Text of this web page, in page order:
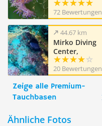
72 Bewertungen
44.67 km
Mirko Diving
Center,
Barbat, Insel
Rab
20 Bewertungen
Zeige alle Premium-
Tauchbasen
Ähnliche Fotos